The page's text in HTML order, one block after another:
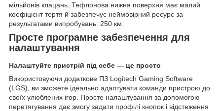
мільйонів клацань. Тефлонова нижня поверхня має малий
коефіцієнт тертя й забезпечує неймовірний ресурс за
результатами випробувань: 250 км.
Просте програмне забезпечення для
налаштування
Налаштуйте пристрій під себе — це просто
Використовуючи додаткове ПЗ Logitech Gaming Software
(LGS), ви зможете ідеально адаптувати команди пристрою до
своїх улюблених ігор. Просте налаштування за допомогою
перетягування дає змогу задати профілі кнопок і відстеження